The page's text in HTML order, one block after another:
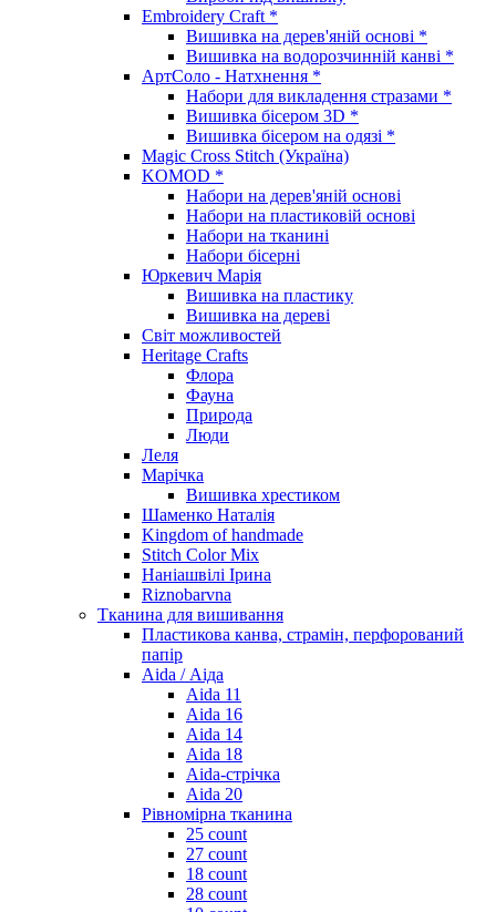
Embroidery Craft *
Вишивка на дерев'яній основі *
Вишивка на водорозчинній канві *
АртСоло - Натхнення *
Набори для викладення стразами *
Вишивка бісером 3D *
Вишивка бісером на одязі *
Magic Cross Stitch (Україна)
KOMOD *
Набори на дерев'яній основі
Набори на пластиковій основі
Набори на тканині
Набори бісерні
Юркевич Марія
Вишивка на пластику
Вишивка на дереві
Світ можливостей
Heritage Crafts
Флора
Фауна
Природа
Люди
Леля
Марічка
Вишивка хрестиком
Шаменко Наталія
Kingdom of handmade
Stitch Color Mix
Наніашвілі Ірина
Riznobarvna
Тканина для вишивання
Пластикова канва, страмін, перфорований
папір
Aida / Аіда
Aida 11
Aida 16
Aida 14
Aida 18
Aida-стрічка
Aida 20
Рівномірна тканина
25 count
27 count
18 count
28 count